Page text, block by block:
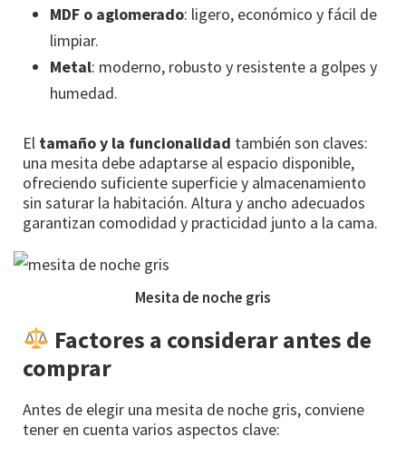
MDF o aglomerado: ligero, económico y fácil de
limpiar.
Metal: moderno, robusto y resistente a golpes y
humedad.
El tamaño y la funcionalidad también son claves:
una mesita debe adaptarse al espacio disponible,
ofreciendo suficiente superficie y almacenamiento
sin saturar la habitación. Altura y ancho adecuados
garantizan comodidad y practicidad junto a la cama.
Mesita de noche gris
Factores a considerar antes de
comprar
Antes de elegir una mesita de noche gris, conviene
tener en cuenta varios aspectos clave: